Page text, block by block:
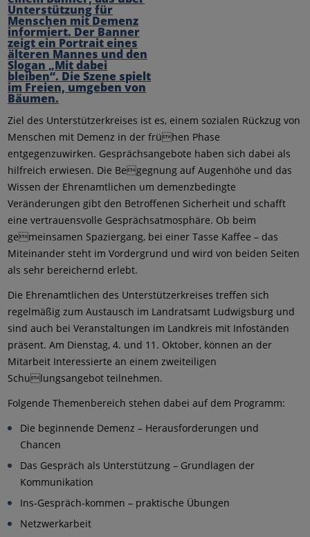
Ziel des Unterstützerkreises ist es, einem sozialen Rückzug von
Menschen mit Demenz in der frühen Phase
entgegenzuwirken. Gesprächsangebote haben sich dabei als
hilfreich erwiesen. Die Begegnung auf Augenhöhe und das
Wissen der Ehrenamtlichen um demenzbedingte
Veränderungen gibt den Betroffenen Sicherheit und schafft
eine vertrauensvolle Gesprächsatmosphäre. Ob beim
gemeinsamen Spaziergang, bei einer Tasse Kaffee – das
Miteinander steht im Vordergrund und wird von beiden Seiten
als sehr bereichernd erlebt.
Die Ehrenamtlichen des Unterstützerkreises treffen sich
regelmäßig zum Austausch im Landratsamt Ludwigsburg und
sind auch bei Veranstaltungen im Landkreis mit Infoständen
präsent. Am Dienstag, 4. und 11. Oktober, können an der
Mitarbeit Interessierte an einem zweiteiligen
Schulungsangebot teilnehmen.
Folgende Themenbereich stehen dabei auf dem Programm:
Die beginnende Demenz – Herausforderungen und
Chancen
Das Gespräch als Unterstützung – Grundlagen der
Kommunikation
Ins-Gespräch-kommen – praktische Übungen
Netzwerkarbeit